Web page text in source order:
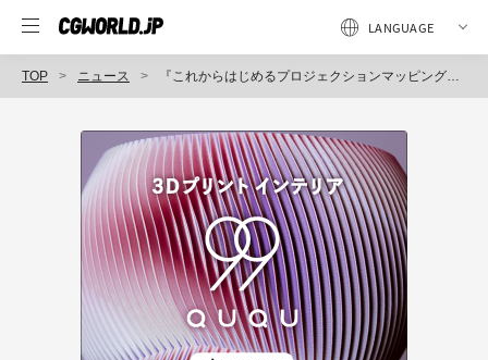
TOP ニュース 『これからはじめるプロジェクションマッピング』発売（マイナビ）